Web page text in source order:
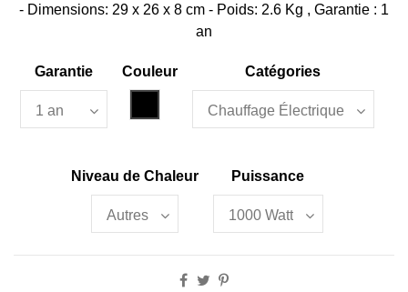
- Dimensions: 29 x 26 x 8 cm - Poids: 2.6 Kg , Garantie : 1
an
Garantie Couleur Catégories
Niveau de Chaleur Puissance